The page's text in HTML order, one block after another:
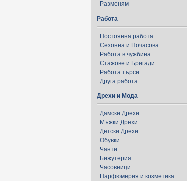
Разменям
Работа
Постоянна работа
Сезонна и Почасова
Работа в чужбина
Стажове и Бригади
Работа търси
Друга работа
Дрехи и Мода
Дамски Дрехи
Мъжки Дрехи
Детски Дрехи
Обувки
Чанти
Бижутерия
Часовници
Парфюмерия и козметика